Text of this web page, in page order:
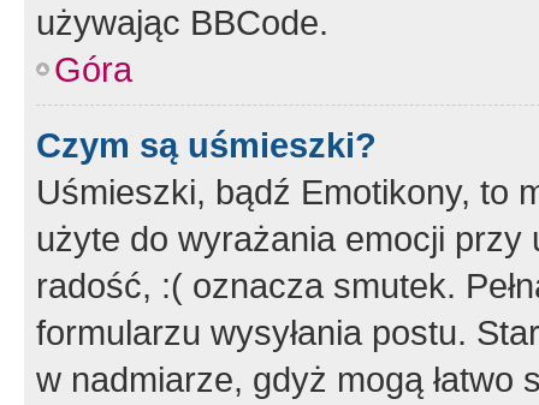
używając BBCode.
Góra
Czym są uśmieszki?
Uśmieszki, bądź Emotikony, to
użyte do wyrażania emocji
radość, :( oznacza smutek.
formularzu wysyłania postu.
w nadmiarze, gdyż mogą